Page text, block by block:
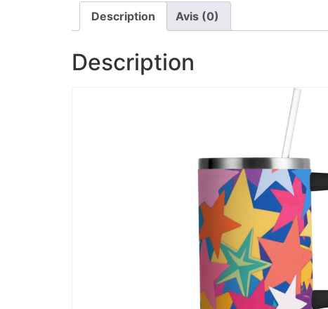
Description Avis (0)
Description